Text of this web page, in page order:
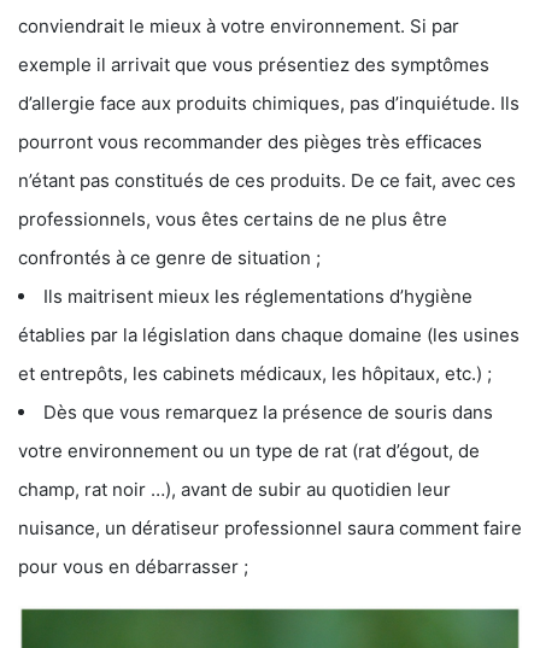
conviendrait le mieux à votre environnement. Si par
exemple il arrivait que vous présentiez des symptômes
d’allergie face aux produits chimiques, pas d’inquiétude. Ils
pourront vous recommander des pièges très efficaces
n’étant pas constitués de ces produits. De ce fait, avec ces
professionnels, vous êtes certains de ne plus être
confrontés à ce genre de situation ;
Ils maitrisent mieux les réglementations d’hygiène
établies par la législation dans chaque domaine (les usines
et entrepôts, les cabinets médicaux, les hôpitaux, etc.) ;
Dès que vous remarquez la présence de souris dans
votre environnement ou un type de rat (rat d’égout, de
champ, rat noir …), avant de subir au quotidien leur
nuisance, un dératiseur professionnel saura comment faire
pour vous en débarrasser ;